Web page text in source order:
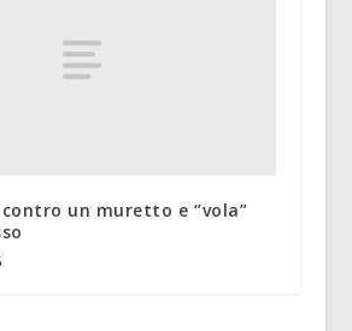
un muretto e ‘’vola”